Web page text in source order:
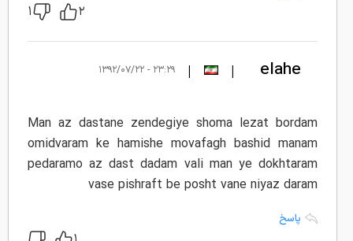
۲ ۱
elahe
|
| ۲۳:۲۹ - ۱۳۹۲/۰۷/۲۲
Man az dastane zendegiye shoma lezat bordam
omidvaram ke hamishe movafagh bashid manam
pedaramo az dast dadam vali man ye dokhtaram
vase pishraft be posht vane niyaz daram
پاسخ